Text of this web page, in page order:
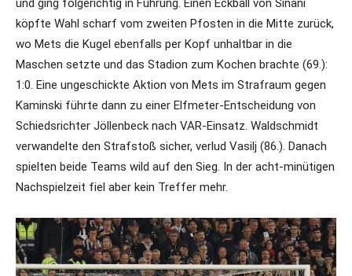
und ging folgerichtig in Führung. Einen Eckball von Sinani
köpfte Wahl scharf vom zweiten Pfosten in die Mitte zurück,
wo Mets die Kugel ebenfalls per Kopf unhaltbar in die
Maschen setzte und das Stadion zum Kochen brachte (69.):
1:0. Eine ungeschickte Aktion von Mets im Strafraum gegen
Kaminski führte dann zu einer Elfmeter-Entscheidung von
Schiedsrichter Jöllenbeck nach VAR-Einsatz. Waldschmidt
verwandelte den Strafstoß sicher, verlud Vasilj (86.). Danach
spielten beide Teams wild auf den Sieg. In der acht-minütigen
Nachspielzeit fiel aber kein Treffer mehr.